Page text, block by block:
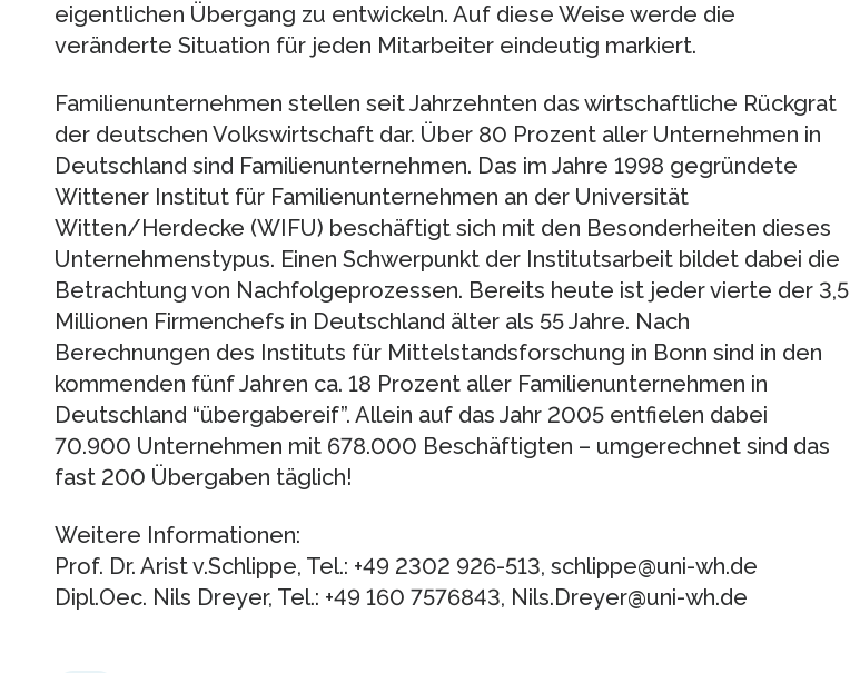
eigentlichen Übergang zu entwickeln. Auf diese Weise werde die
veränderte Situation für jeden Mitarbeiter eindeutig markiert.
Familienunternehmen stellen seit Jahrzehnten das wirtschaftliche Rückgrat
der deutschen Volkswirtschaft dar. Über 80 Prozent aller Unternehmen in
Deutschland sind Familienunternehmen. Das im Jahre 1998 gegründete
Wittener Institut für Familienunternehmen an der Universität
Witten/Herdecke (WIFU) beschäftigt sich mit den Besonderheiten dieses
Unternehmenstypus. Einen Schwerpunkt der Institutsarbeit bildet dabei die
Betrachtung von Nachfolgeprozessen. Bereits heute ist jeder vierte der 3,5
Millionen Firmenchefs in Deutschland älter als 55 Jahre. Nach
Berechnungen des Instituts für Mittelstandsforschung in Bonn sind in den
kommenden fünf Jahren ca. 18 Prozent aller Familienunternehmen in
Deutschland “übergabereif”. Allein auf das Jahr 2005 entfielen dabei
70.900 Unternehmen mit 678.000 Beschäftigten – umgerechnet sind das
fast 200 Übergaben täglich!
Weitere Informationen:
Prof. Dr. Arist v.Schlippe, Tel.: +49 2302 926-513, schlippe@uni-wh.de
Dipl.Oec. Nils Dreyer, Tel.: +49 160 7576843, Nils.Dreyer@uni-wh.de